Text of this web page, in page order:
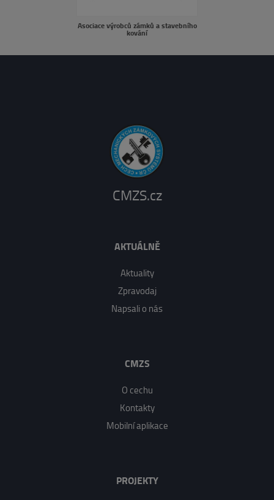
Asociace výrobců zámků a stavebního
kování
CMZS.cz
AKTUÁLNĚ
Aktuality
Zpravodaj
Napsali o nás
CMZS
O cechu
Kontakty
Mobilní aplikace
PROJEKTY